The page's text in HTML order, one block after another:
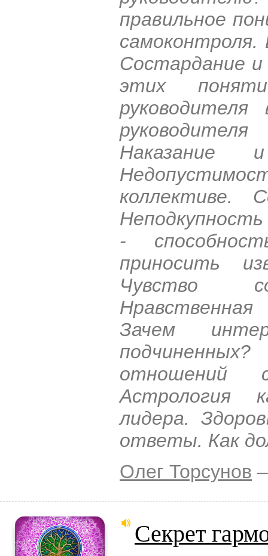
правильное
Состардание и
этих
Наказание
коллективе.
Неподкупность
-
приносить
Чувство
Зачем
отношений
Астрология
лидера.
ответы. Как
Олег Торсунов
Секрет